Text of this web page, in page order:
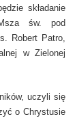
składanie
św. pod
Robert Patro,
w Zielonej
uczyli się
o Chrystusie